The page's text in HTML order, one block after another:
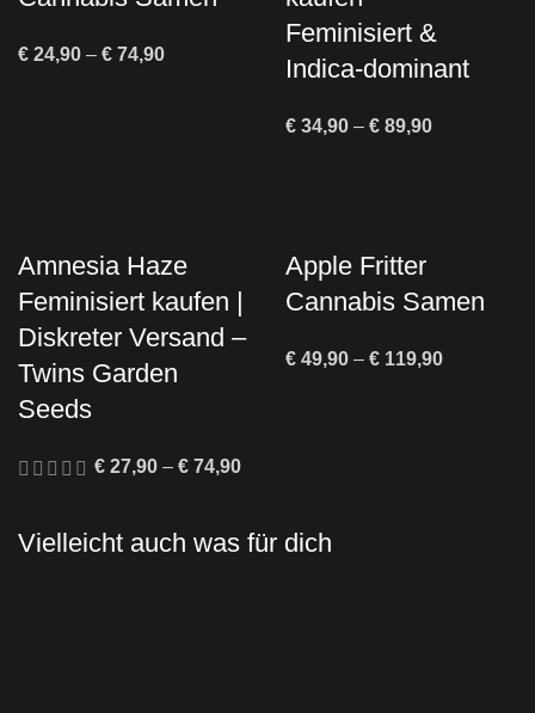
€ 24,90 – € 74,90
Feminisiert &
Indica-dominant
€ 34,90 – € 89,90
Amnesia Haze
Feminisiert kaufen |
Diskreter Versand –
Twins Garden
Seeds
€ 27,90 – € 74,90
Apple Fritter
Cannabis Samen
€ 49,90 – € 119,90
Vielleicht auch was für dich